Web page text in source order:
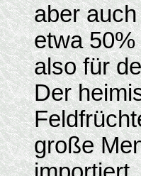
aber
etwa
also für
Der
große